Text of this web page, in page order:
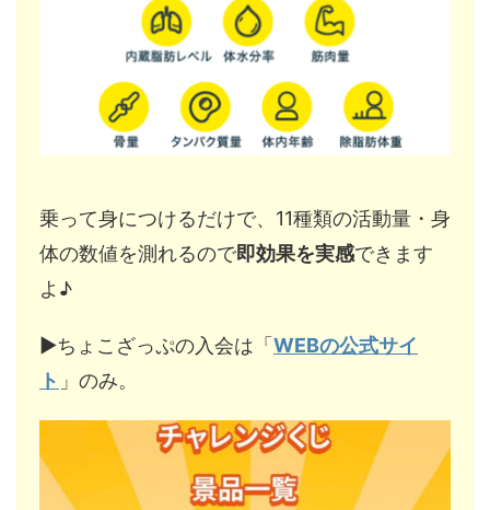
乗って身につけるだけで、11種類の活動量・身
体の数値を測れるので即効果を実感できます
よ♪
▶︎ちょこざっぷの入会は「WEBの公式サイ
ト 」のみ。